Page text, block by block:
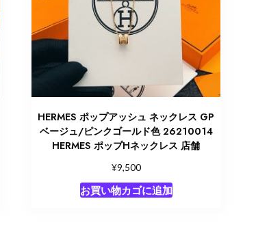
HERMES ポップアッシュ ネックレス GP
ベージュ/ピンクゴールド色 26210014
HERMES ポップHネックレス 店舗
¥9,500
お買い物カゴに追加